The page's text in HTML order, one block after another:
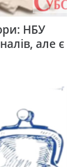
НБУ
але є